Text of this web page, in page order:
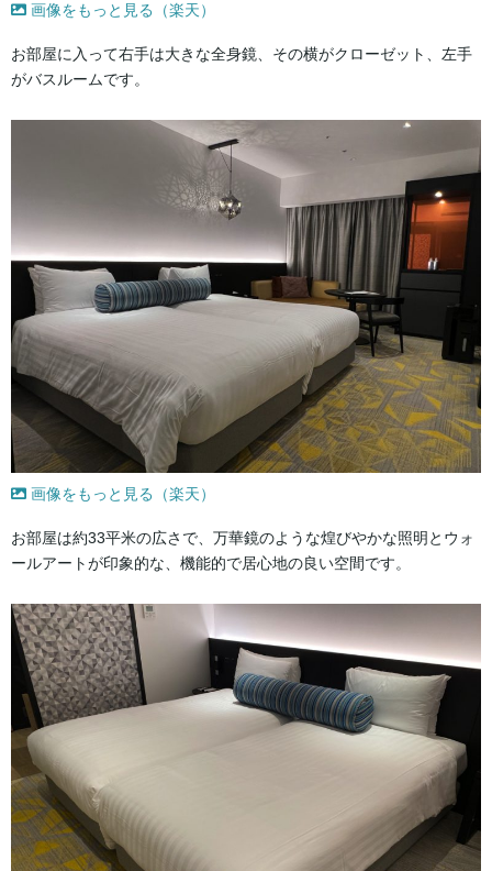
画像をもっと見る（楽天）
お部屋に入って右手は大きな全身鏡、その横がクローゼット、左手
がバスルームです。
画像をもっと見る（楽天）
お部屋は約33平米の広さで、万華鏡のような煌びやかな照明とウォ
ールアートが印象的な、機能的で居心地の良い空間です。